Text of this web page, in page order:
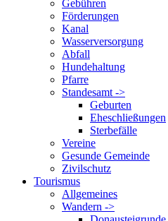
Gebühren
Förderungen
Kanal
Wasserversorgung
Abfall
Hundehaltung
Pfarre
Standesamt ->
Geburten
Eheschließungen
Sterbefälle
Vereine
Gesunde Gemeinde
Zivilschutz
Tourismus
Allgemeines
Wandern ->